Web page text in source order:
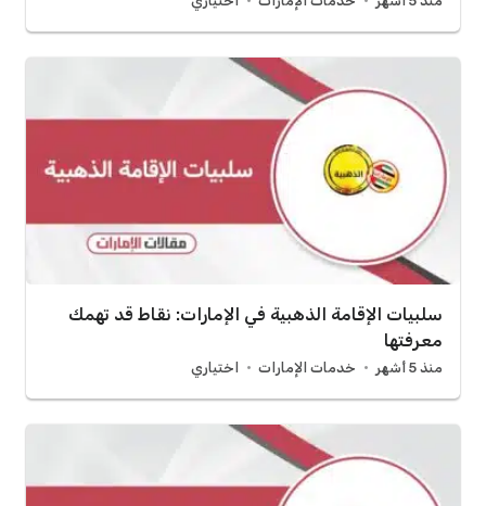
سلبيات الإقامة الذهبية في الإمارات: نقاط قد تهمك
معرفتها
منذ 5 أشهر خدمات الإمارات اختياري